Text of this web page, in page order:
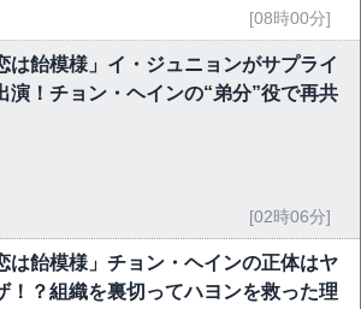
[08時00分]
は飴模様」イ・ジュニョンがサプライ
演！チョン・ヘインの“弟分”役で再共
[02時06分]
は飴模様」チョン・ヘインの正体はヤ
！？組織を裏切ってハヨンを救った理